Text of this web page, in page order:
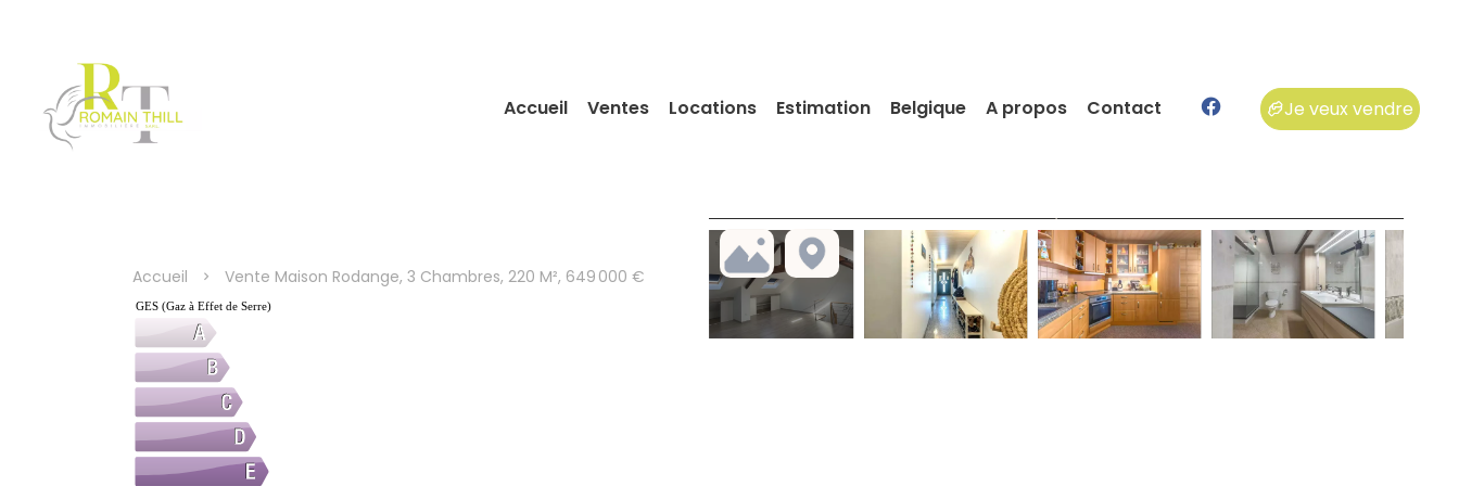
Accueil Ventes Locations Estimation Belgique A propos Contact Je veux vendre
Accueil Vente Maison Rodange, 3 Chambres, 220 M², 649 000 €
GES (Gaz à Effet de Serre)